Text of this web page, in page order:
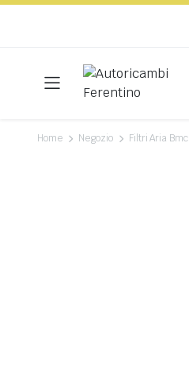
Home Negozio Filtri Aria Bmc